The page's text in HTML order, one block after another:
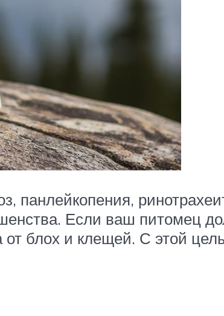
панлейкопения,
Если ваш питомец
от блох и клещей. С этой